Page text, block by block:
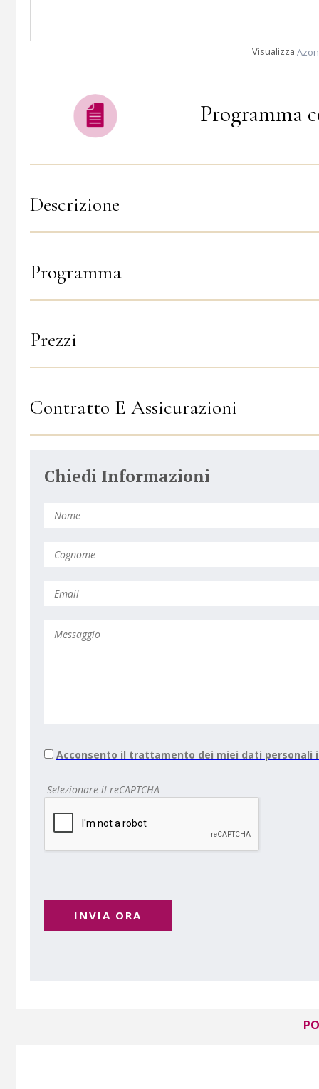
Visualizza
Programma
Descrizione
Programma
Prezzi
Contratto E Assicurazioni
Chiedi Informazioni
Acconsento il trattamento dei miei dati personali
Selezionare il reCAPTCHA
INVIA ORA